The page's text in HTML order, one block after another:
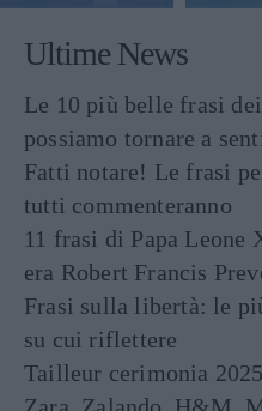
Ultime News
Le 10 più belle frasi
possiamo tornare a
Fatti notare! Le frasi
tutti commenteranno
11 frasi di Papa Leone
era Robert Francis
Frasi sulla libertà: le
su cui riflettere
Tailleur cerimonia